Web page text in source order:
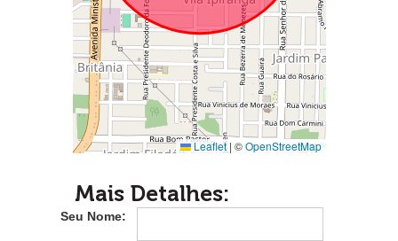
Leaflet | ©OpenStreetMap
Mais Detalhes:
Seu Nome: